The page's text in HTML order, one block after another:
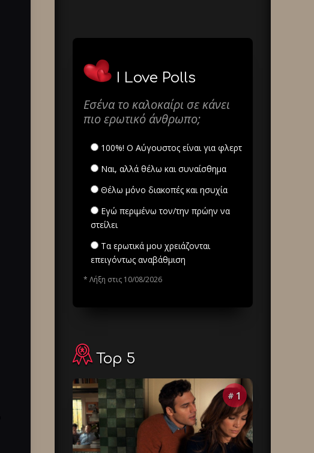
I Love Polls
Εσένα το καλοκαίρι σε κάνει
πιο ερωτικό άνθρωπο;
100%! Ο Αύγουστος είναι για φλερτ
Ναι, αλλά θέλω και συναίσθημα
Θέλω μόνο διακοπές και ησυχία
Εγώ περιμένω τον/την πρώην να
στείλει
Τα ερωτικά μου χρειάζονται
επειγόντως αναβάθμιση
* Λήξη στις 10/08/2026
Top 5
# 1